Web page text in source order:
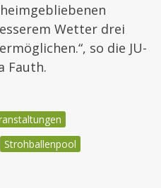
Wetter drei
so die JU-
Fauth.
Strohballenpool